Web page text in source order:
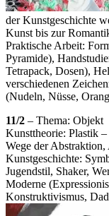
der Kunstgeschichte
Kunst bis zur
Praktische Arbeit:
Pyramide),
Tetrapack, Dosen),
verschiedenen
(Nudeln, Nüsse,
11/2 – Thema: Objekt
Kunsttheorie: Plastik
Wege der
Kunstgeschichte:
Jugendstil, Shaker,
Moderne
Konstruktivismus,